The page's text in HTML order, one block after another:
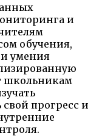
и
обучения,
умения
школьникам
прогресс и